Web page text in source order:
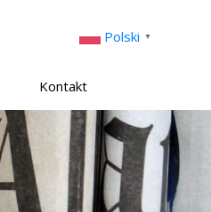
Polski ▼
Kontakt